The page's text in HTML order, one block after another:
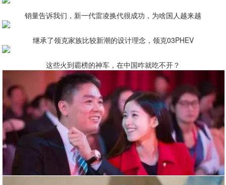
销量告诉我们，新一代雷凌换代很成功，为啥国人越来越
继承了领克家族比较新潮的设计理念，领克03PHEV
这些火到霸榜的神车，在中国咋就吃不开？